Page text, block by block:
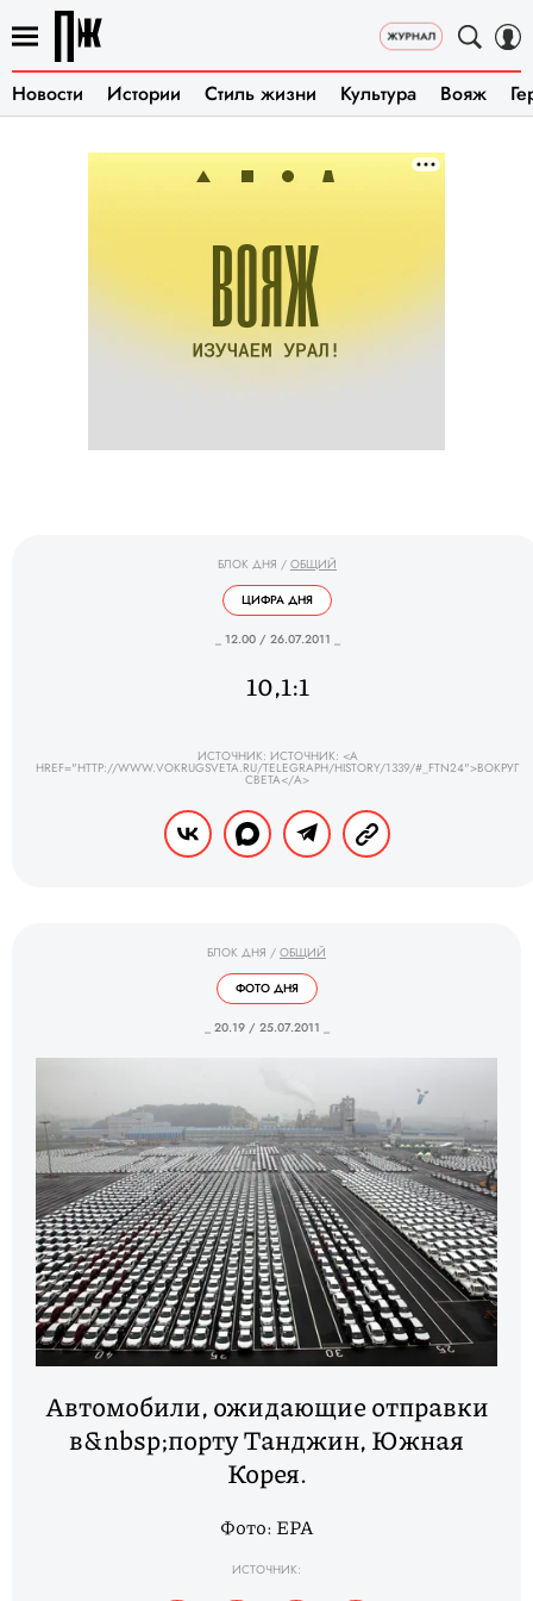
Новости Истории Стиль жизни Культура Вояж
БЛОК ДНЯ / ОБЩИЙ
ЦИФРА ДНЯ
_ 12.00 / 26.07.2011 _
10,1:1
ИСТОЧНИК: ИСТОЧНИК: <A
HREF="HTTP://WWW.VOKRUGSVETA.RU/TELEGRAPH/HISTORY/1339/#_FTN24">ВОКРУГ
СВЕТА</A>
БЛОК ДНЯ / ОБЩИЙ
ФОТО ДНЯ
_ 20.19 / 25.07.2011 _
Автомобили, ожидающие отправки
в&nbsp;порту Танджин, Южная
Корея.
Фото: EPA
ИСТОЧНИК: